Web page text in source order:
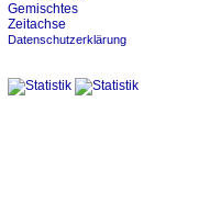
Gemischtes
Zeitachse
Datenschutzerklärung